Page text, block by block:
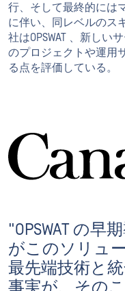
行、そして最終的には
に伴い、同レベルのス
社はOPSWAT 、新しい
のプロジェクトや運用
る点を評価している。
"OPSWAT の早
がこのソリュ
最先端技術と
事実が、その